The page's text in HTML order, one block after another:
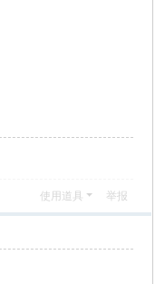
使用道具 举报